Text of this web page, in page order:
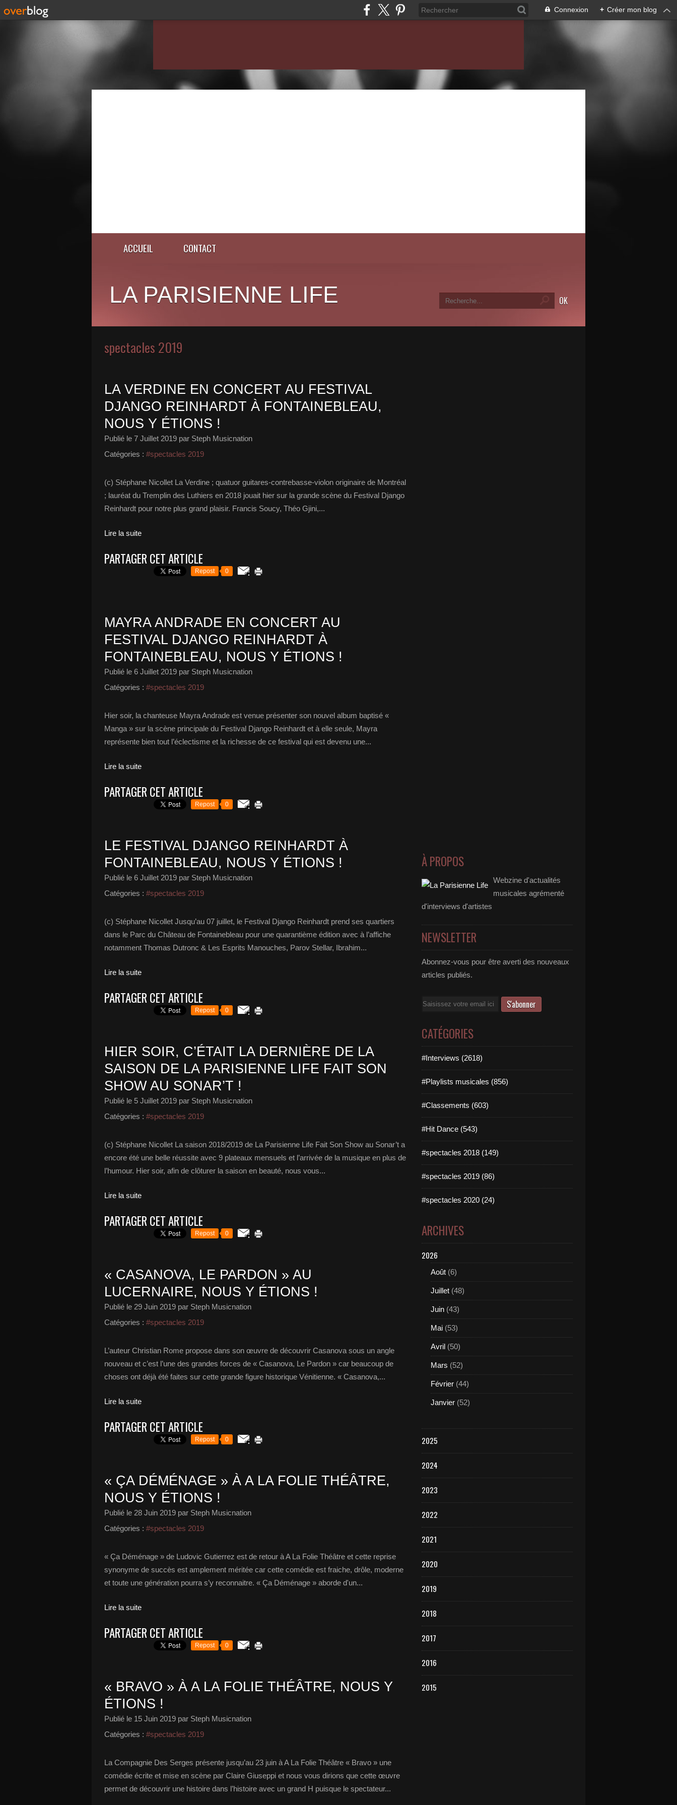
Connexion + Créer mon blog
ACCUEIL CONTACT
LA PARISIENNE LIFE
spectacles 2019
LA VERDINE EN CONCERT AU FESTIVAL
DJANGO REINHARDT À FONTAINEBLEAU,
NOUS Y ÉTIONS !
Publié le 7 Juillet 2019 par Steph Musicnation
Catégories : #spectacles 2019
(c) Stéphane Nicollet La Verdine ; quatuor guitares-contrebasse-violon originaire de Montréal
; lauréat du Tremplin des Luthiers en 2018 jouait hier sur la grande scène du Festival Django
Reinhardt pour notre plus grand plaisir. Francis Soucy, Théo Gjini,...
Lire la suite
PARTAGER CET ARTICLE
Repost 0
MAYRA ANDRADE EN CONCERT AU
FESTIVAL DJANGO REINHARDT À
FONTAINEBLEAU, NOUS Y ÉTIONS !
Publié le 6 Juillet 2019 par Steph Musicnation
Catégories : #spectacles 2019
Hier soir, la chanteuse Mayra Andrade est venue présenter son nouvel album baptisé «
Manga » sur la scène principale du Festival Django Reinhardt et à elle seule, Mayra
représente bien tout l’éclectisme et la richesse de ce festival qui est devenu une...
Lire la suite
PARTAGER CET ARTICLE
Repost 0
LE FESTIVAL DJANGO REINHARDT À
FONTAINEBLEAU, NOUS Y ÉTIONS !
Publié le 6 Juillet 2019 par Steph Musicnation
Catégories : #spectacles 2019
(c) Stéphane Nicollet Jusqu’au 07 juillet, le Festival Django Reinhardt prend ses quartiers
dans le Parc du Château de Fontainebleau pour une quarantième édition avec à l’affiche
notamment Thomas Dutronc & Les Esprits Manouches, Parov Stellar, Ibrahim...
Lire la suite
PARTAGER CET ARTICLE
Repost 0
HIER SOIR, C’ÉTAIT LA DERNIÈRE DE LA
SAISON DE LA PARISIENNE LIFE FAIT SON
SHOW AU SONAR’T !
Publié le 5 Juillet 2019 par Steph Musicnation
Catégories : #spectacles 2019
(c) Stéphane Nicollet La saison 2018/2019 de La Parisienne Life Fait Son Show au Sonar’t a
encore été une belle réussite avec 9 plateaux mensuels et l’arrivée de la musique en plus de
l’humour. Hier soir, afin de clôturer la saison en beauté, nous vous...
Lire la suite
PARTAGER CET ARTICLE
Repost 0
« CASANOVA, LE PARDON » AU
LUCERNAIRE, NOUS Y ÉTIONS !
Publié le 29 Juin 2019 par Steph Musicnation
Catégories : #spectacles 2019
L’auteur Christian Rome propose dans son œuvre de découvrir Casanova sous un angle
nouveau et c’est l’une des grandes forces de « Casanova, Le Pardon » car beaucoup de
choses ont déjà été faites sur cette grande figure historique Vénitienne. « Casanova,...
Lire la suite
PARTAGER CET ARTICLE
Repost 0
« ÇA DÉMÉNAGE » À A LA FOLIE THÉÂTRE,
NOUS Y ÉTIONS !
Publié le 28 Juin 2019 par Steph Musicnation
Catégories : #spectacles 2019
« Ça Déménage » de Ludovic Gutierrez est de retour à A La Folie Théâtre et cette reprise
synonyme de succès est amplement méritée car cette comédie est fraiche, drôle, moderne
et toute une génération pourra s’y reconnaitre. « Ça Déménage » aborde d'un...
Lire la suite
PARTAGER CET ARTICLE
Repost 0
« BRAVO » À A LA FOLIE THÉÂTRE, NOUS Y
ÉTIONS !
Publié le 15 Juin 2019 par Steph Musicnation
Catégories : #spectacles 2019
La Compagnie Des Serges présente jusqu’au 23 juin à A La Folie Théâtre « Bravo » une
comédie écrite et mise en scène par Claire Giuseppi et nous vous dirions que cette œuvre
permet de découvrir une histoire dans l’histoire avec un grand H puisque le spectateur...
À PROPOS
Webzine d'actualités
musicales agrémenté
d'interviews d'artistes
NEWSLETTER
Abonnez-vous pour être averti des nouveaux
articles publiés.
Email
CATÉGORIES
#Interviews (2618)
#Playlists musicales (856)
#Classements (603)
#Hit Dance (543)
#spectacles 2018 (149)
#spectacles 2019 (86)
#spectacles 2020 (24)
ARCHIVES
2026
Août (6)
Juillet (48)
Juin (43)
Mai (53)
Avril (50)
Mars (52)
Février (44)
Janvier (52)
2025
2024
2023
2022
2021
2020
2019
2018
2017
2016
2015